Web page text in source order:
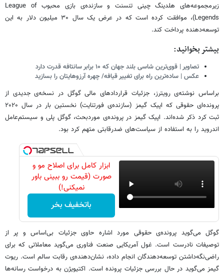
زیرمجموعه‌های هلدینگ چینی تنسنت و سازنده‌ی بازی محبوب League of
Legends)، موافقت کرده است که در عرض یک سال ۳۰ میلیون دلار به این
توسعه‌دهنده پرداخت کند.
بیشتر بخوانید:
تصاویر | قوی‌ترین شاسی‌ بلند جهان که ۱۰ برابر سانتافه قدرت دارد
عکس | ساده‌ترین راه برای تغییر قیافه/ چهره‌ آرزوهایتان را بسازید
براساس نوشته‌ی رویترز، جزئیات قراردادهای مالی گوگل در نسخه‌ی جدیدی از
پرونده‌ای حقوقی که اپیک گیمز (سازنده‌ی فورتنایت) نخستین بار در سال ۲۰۲۰
ثبت کرد ذکر شده‌اند. اپیک گیمز در پرونده‌ی موردبحث، گوگل پلی و سیستم‌عامل
اندروید را به استفاده از سیاست‌های ضدرقابتی متهم کرد بود.
ابزار کامل برای اصلاح مو و
صورت (قیمت رو ببینی باور
نمیکنی!)
باتخفیف بخر
گوگل می‌گوید پرونده‌ی حقوقی مورد اشاره حاوی جزئیات بی‌اساس و پر از
توصیفات نادرست است. غول آمریکایی صنعت فناوری می‌گوید معاملاتی که برای
راضی‌نگه‌داشتن توسعه‌دهندگان انجام داده، نشان‌دهنده‌ی رقابت سالم است. ریوت
گیمز می‌گوید در حال بررسی جزئیات پرونده است. اکتیویژن به درخواست رسانه‌ها